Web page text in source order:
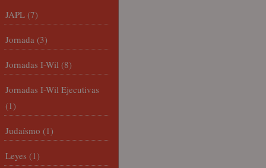
JAPL (7)
Jornada (3)
Jornadas I-Wil (8)
Jornadas I-Wil Ejecutivas
(1)
Judaísmo (1)
Leyes (1)